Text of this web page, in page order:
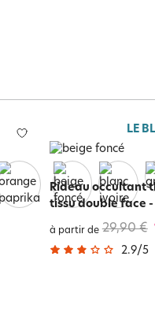
LE
Rideau occultant
tissu double face -
à partir de 29,90 €
2.9/5